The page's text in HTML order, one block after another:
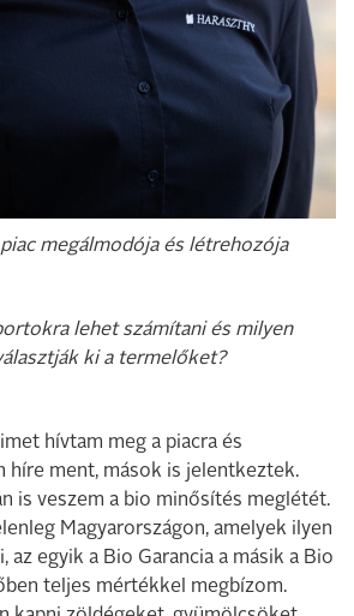
megálmodója és létrehozója
lehet számítani és milyen
ki a termelőket?
hívtam meg a piacra és
híre ment, mások is jelentkeztek.
is veszem a bio minősítés meglétét.
Magyarországon, amelyek ilyen
az egyik a Bio Garancia a másik a Bio
teljes mértékkel megbízom.